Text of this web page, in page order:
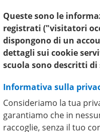
Queste sono le
registrati ("visitatori
dispongono di un
dettagli sui cookie
scuola sono descritti di
Informativa sulla
Consideriamo la tua
garantiamo che in
raccoglie, senza il tuo